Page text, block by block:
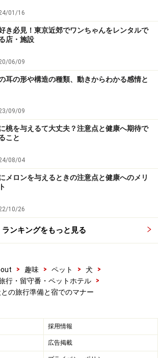
オモチャ
ート、ケージ、敷物類（防水性のある
意しておくと何かの時に便利）
用品
オル
濡れティッシュ、新聞紙
（宿の室内に残った毛などを掃除する
落とせるもの（旅先で汚れてしまった
っては下痢などでお尻が汚れることも
ために）
01/16
き必見！東京近郊でワンちゃんをレンタルで
店・施設
06/09
耳の形や構造の種類、動きからわかる感情と
09/09
桃を与えるて大丈夫？注意点と健康へ期待で
こと
08/04
メロンを与えるときの注意点と健康へのメリ
10/26
ランキングをもっと見る
> 趣味 > ペット > 犬
>
行・留守番・ペットホテル
>
の旅行準備と宿でのマナー
採用情報
広告掲載